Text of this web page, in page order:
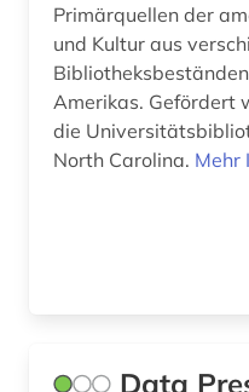
Primärquellen der
und Kultur aus
Amerikas. Gefördert
die
North Carolina. Mehr
Data